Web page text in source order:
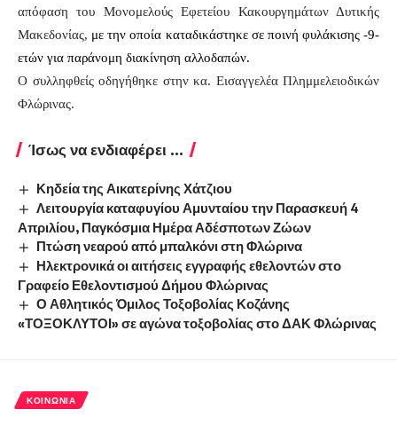
απόφαση του Μονομελούς Εφετείου Κακουργημάτων Δυτικής
Μακεδονίας, με την οποία καταδικάστηκε σε ποινή φυλάκισης -9-
ετών για παράνομη διακίνηση αλλοδαπών.
Ο συλληφθείς οδηγήθηκε στην κα. Εισαγγελέα Πλημμελειοδικών
Φλώρινας.
Ίσως να ενδιαφέρει ...
Κηδεία της Αικατερίνης Χάτζιου
Λειτουργία καταφυγίου Αμυνταίου την Παρασκευή 4
Απριλίου, Παγκόσμια Ημέρα Αδέσποτων Ζώων
Πτώση νεαρού από μπαλκόνι στη Φλώρινα
Ηλεκτρονικά οι αιτήσεις εγγραφής εθελοντών στο
Γραφείο Εθελοντισμού Δήμου Φλώρινας
Ο Αθλητικός Όμιλος Τοξοβολίας Κοζάνης
«ΤΟΞΟΚΛΥΤΟΙ» σε αγώνα τοξοβολίας στο ΔΑΚ Φλώρινας
ΚΟΙΝΩΝΊΑ